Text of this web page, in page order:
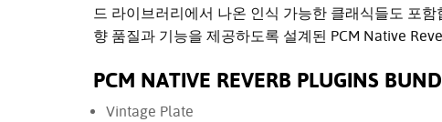
드 라이브러리에서 나온 인식 가능한 클래식들도 포
향 품질과 기능을 제공하도록 설계된 PCM Native
PCM NATIVE REVERB PLUGINS
Vintage Plate